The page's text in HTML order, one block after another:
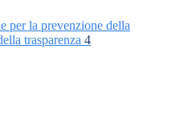
per la prevenzione della
trasparenza 4